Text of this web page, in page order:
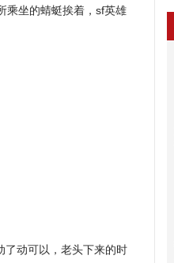
乘坐的蜻蜓挨着，sf英雄
动可以，老头下来的时